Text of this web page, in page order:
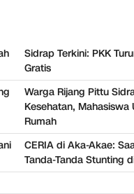
Sidrap Terkini: PKK
Gratis
Warga Rijang Pittu
Kesehatan,
Rumah
CERIA di Aka-Akae:
Tanda-Tanda Stunting